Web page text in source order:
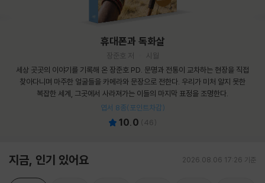
휴대폰과 독화살
장준호 저
시월
세상 곳곳의 이야기를 기록해 온 장준호 PD. 문명과 전통이 교차하는 현장을 직접
찾아다니며 마주한 얼굴들을 카메라와 문장으로 전한다. 우리가 미처 알지 못한
복잡한 세계, 그곳에서 사라져가는 이들의 마지막 표정을 조명한다.
엽서 8종(포인트차감)
10.0 (46)
지금, 인기 있어요 2026.08.06 17:26 기준